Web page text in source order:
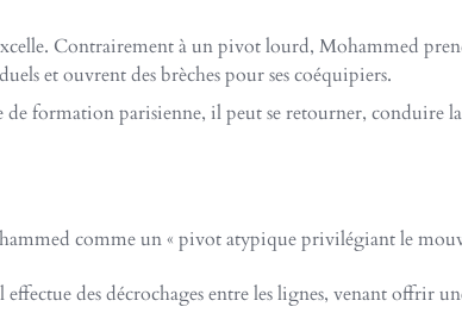
Contrairement à un pivot lourd, Mohammed
et ouvrent des brèches pour ses coéquipiers.
de formation parisienne, il peut se retourner, conduire
comme un « pivot atypique privilégiant le
des décrochages entre les lignes, venant offrir